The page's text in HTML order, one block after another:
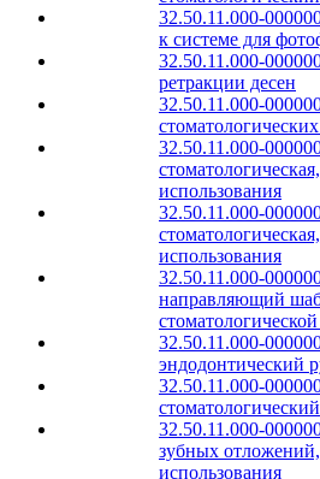
32.50.11.000-
к системе для
32.50.11.000-
ретракции десен
32.50.11.000-
32.50.11.000-
использования
32.50.11.000-
использования
32.50.11.000-
направляющий
32.50.11.000-
эндодонтический
32.50.11.000-
стоматологический
32.50.11.000-
зубных
использования